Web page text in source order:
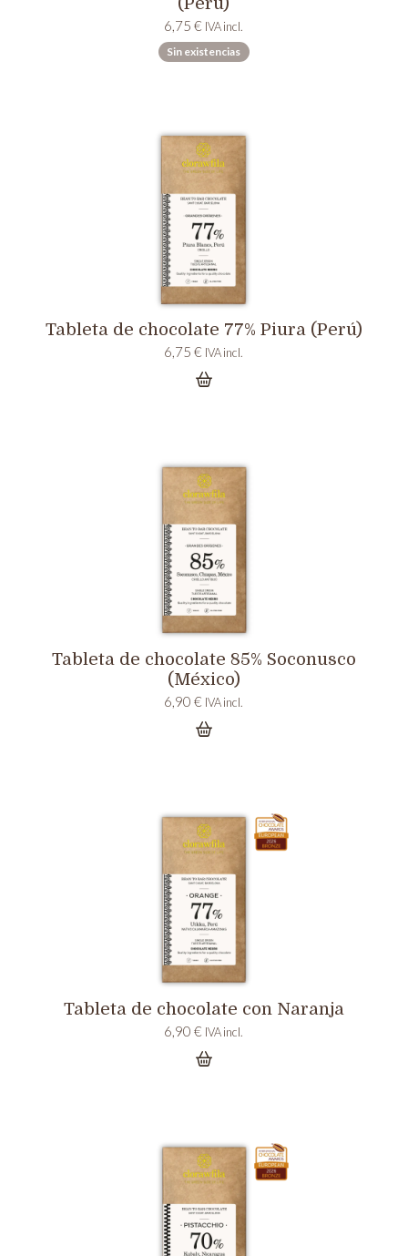
6,75€ IVA incl.
Sin existencias
Tableta de chocolate 77% Piura (Perú)
6,75€ IVA incl.
Tableta de chocolate 85% Soconusco
(México)
6,90€ IVA incl.
Tableta de chocolate con Naranja
6,90€ IVA incl.